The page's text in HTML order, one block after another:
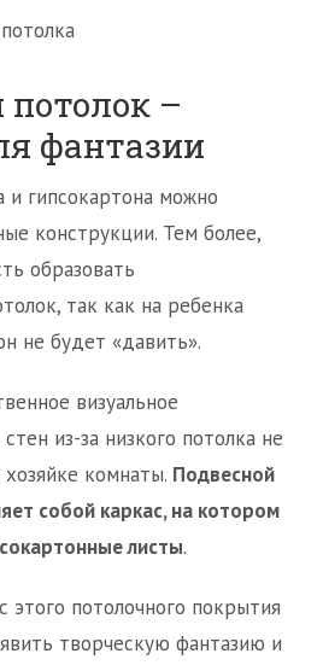
–
фантазии
гипсокартона можно
конструкции. Тем более,
образовать
так как на ребенка
не будет «давить».
визуальное
из-за низкого потолка не
комнаты. Подвесной
собой каркас, на котором
листы.
потолочного покрытия
творческую фантазию и